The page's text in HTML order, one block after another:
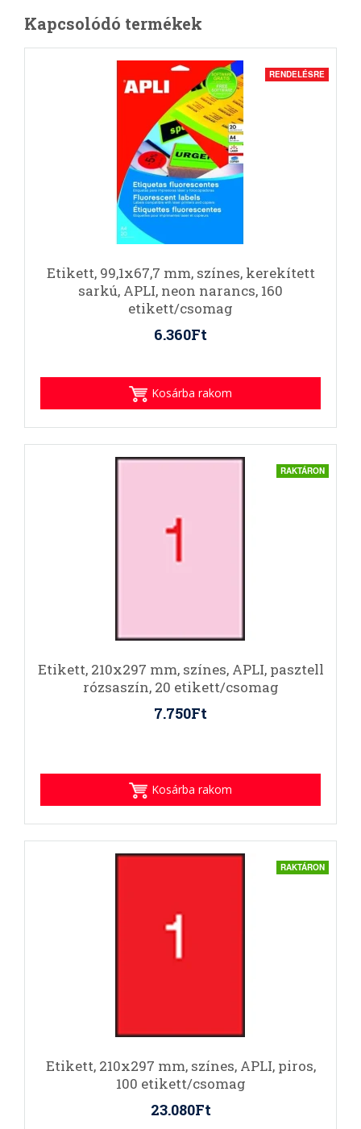
Kapcsolódó termékek
RENDELÉSRE
Etikett, 99,1x67,7 mm, színes, kerekített
sarkú, APLI, neon narancs, 160
etikett/csomag
6.360Ft
Kosárba rakom
RAKTÁRON
Etikett, 210x297 mm, színes, APLI, pasztell
rózsaszín, 20 etikett/csomag
7.750Ft
Kosárba rakom
RAKTÁRON
Etikett, 210x297 mm, színes, APLI, piros,
100 etikett/csomag
23.080Ft